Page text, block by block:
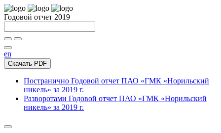
Годовой отчет 2019
en
Скачать PDF
Постранично Годовой отчет ПАО «ГМК «Норильский
никель» за 2019 г.
Разворотами Годовой отчет ПАО «ГМК «Норильский
никель» за 2019 г.